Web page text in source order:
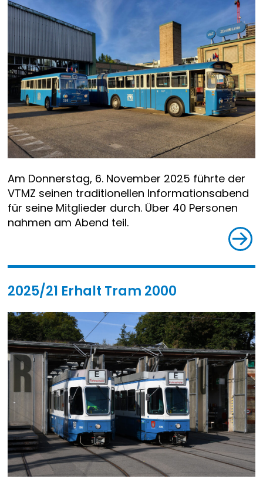
Am Donnerstag, 6. November 2025 führte der
VTMZ seinen traditionellen Informationsabend
für seine Mitglieder durch. Über 40 Personen
nahmen am Abend teil.
2025/21 Erhalt Tram 2000